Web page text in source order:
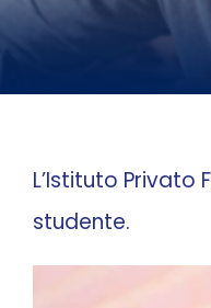
L’Istituto
studente.